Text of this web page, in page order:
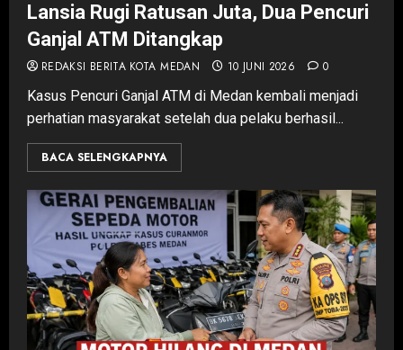
Lansia Rugi Ratusan Juta, Dua Pencuri
Ganjal ATM Ditangkap
REDAKSI BERITA KOTA MEDAN 10 JUNI 2026 0
Kasus Pencuri Ganjal ATM di Medan kembali menjadi
perhatian masyarakat setelah dua pelaku berhasil...
BACA SELENGKAPNYA